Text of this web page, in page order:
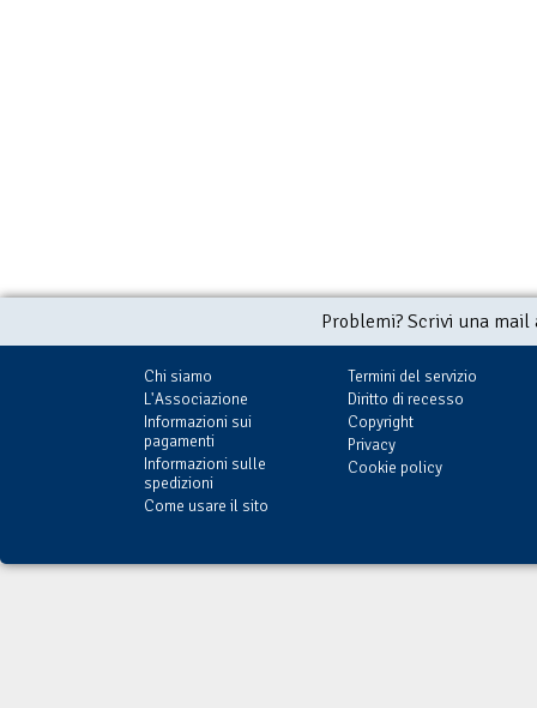
Problemi? Scrivi una
Chi siamo
L'Associazione
Informazioni sui
pagamenti
Informazioni sulle
spedizioni
Come usare il sito
Termini del servizio
Diritto di recesso
Copyright
Privacy
Cookie policy